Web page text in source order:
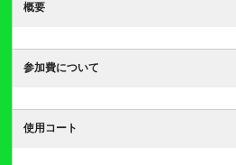
概要
参加費について
使用コート